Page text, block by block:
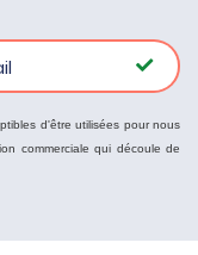
d'être utilisées pour nous
commerciale qui découle de